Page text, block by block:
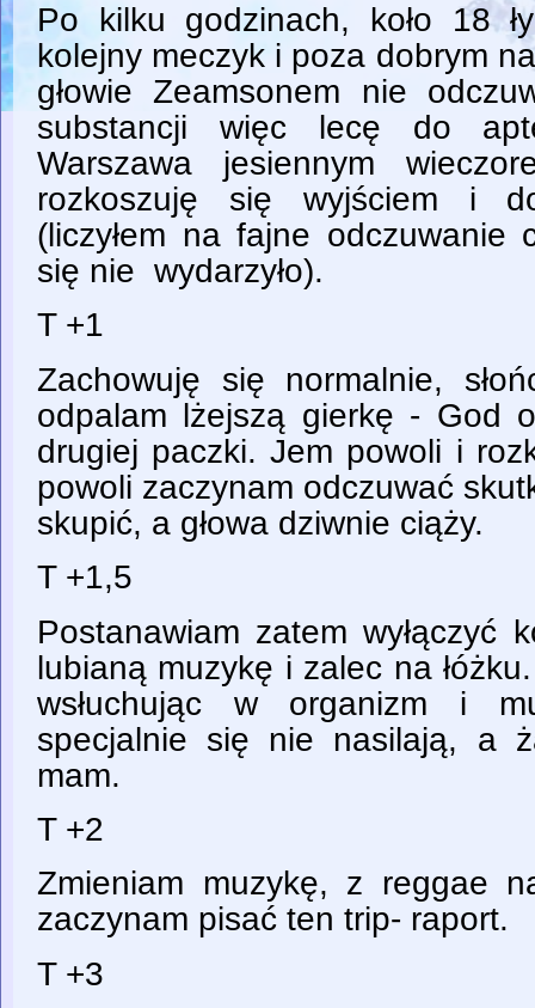
Po kilku godzinach, koło 18
kolejny meczyk i poza dobrym
głowie Zeamsonem nie
substancji więc lecę do
Warszawa jesiennym
rozkoszuję się wyjściem i
(liczyłem na fajne
się nie wydarzyło).
T +1
Zachowuję się normalnie,
odpalam lżejszą gierkę - God
drugiej paczki. Jem powoli i
powoli zaczynam odczuwać
skupić, a głowa dziwnie ciąży.
T +1,5
Postanawiam zatem wyłączyć
lubianą muzykę i zalec na
wsłuchując w organizm i
specjalnie się nie nasilają, a
mam.
T +2
Zmieniam muzykę, z reggae
zaczynam pisać ten trip- raport.
T +3